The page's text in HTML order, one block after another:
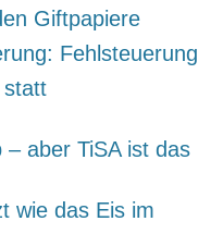
Giftpapiere
Fehlsteuerung
statt
aber TiSA ist das
wie das Eis im